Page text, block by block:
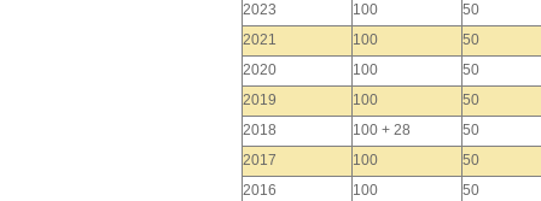
2023
100
50
2021
100
50
2020
100
50
2019
100
50
2018
100 + 28
50
2017
100
50
2016
100
50